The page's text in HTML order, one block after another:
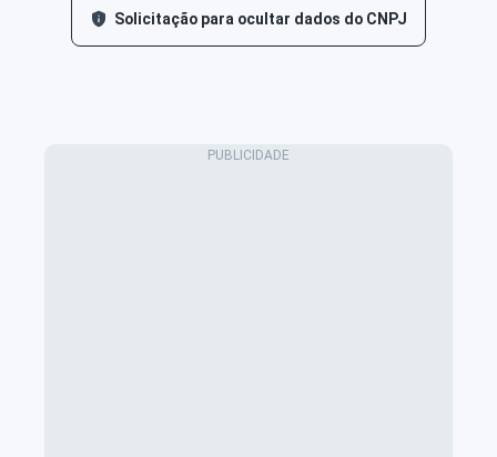
Solicitação para ocultar dados do CNPJ